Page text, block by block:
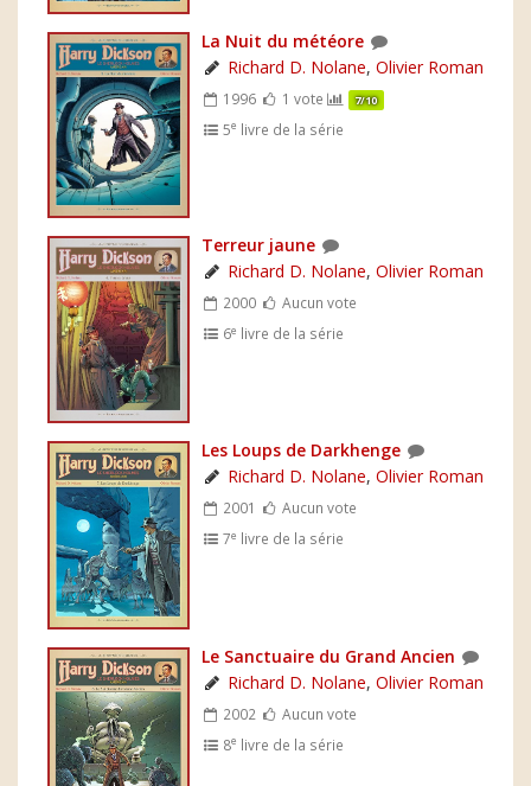
La Nuit du météore
Richard D. Nolane, Olivier Roman
1996 1 vote 7/10
5e livre de la série
Terreur jaune
Richard D. Nolane, Olivier Roman
2000
Aucun vote
6e livre de la série
Les Loups de Darkhenge
Richard D. Nolane, Olivier Roman
2001
Aucun vote
7e livre de la série
Le Sanctuaire du Grand Ancien
Richard D. Nolane, Olivier Roman
2002
Aucun vote
8e livre de la série